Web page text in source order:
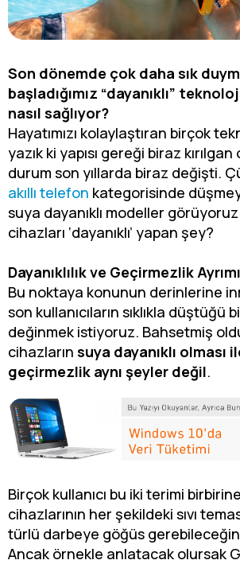
Son dönemde çok daha sık
başladığımız “dayanıklı”
nasıl sağlıyor?
Hayatımızı kolaylaştıran birçok
yazık ki yapısı gereği biraz
durum son yıllarda biraz değişti.
akıllı telefon kategorisinde
suya dayanıklı modeller
cihazları ‘dayanıklı’ yapan şey?
Dayanıklılık ve Geçirmezlik Ayrımı
Bu noktaya konunun derinlerine
son kullanıcıların sıklıkla düştüğü
değinmek istiyoruz. Bahsetmiş
cihazların suya dayanıklı olması
geçirmezlik aynı şeyler değil.
Birçok kullanıcı bu iki terimi birbirine
cihazlarının her şekildeki sıvı
türlü darbeye göğüs
Ancak örnekle anlatacak olursak